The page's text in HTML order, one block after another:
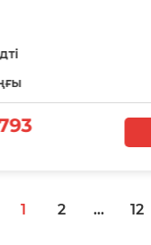
1 2 ... 12